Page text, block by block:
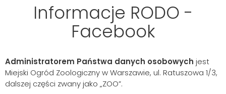
Informacje RODO -
Facebook
Administratorem Państwa danych osobowych jest
Miejski Ogród Zoologiczny w Warszawie, ul. Ratuszowa 1/3,
dalszej części zwany jako „ZOO”.